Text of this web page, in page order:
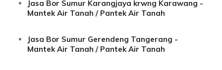
Jasa Bor Sumur Karangjaya krwng Karawang -
Mantek Air Tanah / Pantek Air Tanah
Jasa Bor Sumur Gerendeng Tangerang -
Mantek Air Tanah / Pantek Air Tanah